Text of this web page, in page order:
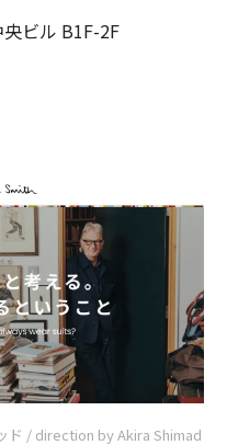
ビル B1F-2F
ド / direction by Akira Shimad